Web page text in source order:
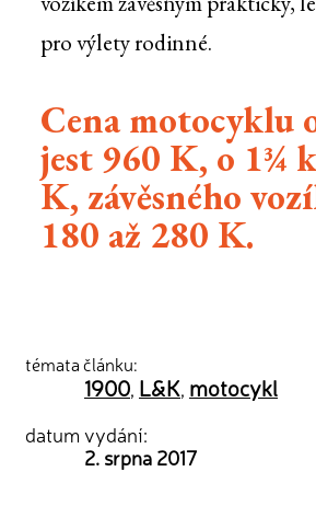
pro výlety rodinné.
Cena motocyklu
jest 960 K, o 1¾
K, závěsného
180 až 280 K.
témata článku:
1900 L&K motocykl
datum vydání:
2. srpna 2017